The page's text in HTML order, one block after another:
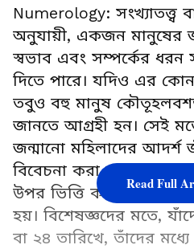
Numerology: সংখ্যাতত্ত্ব
অনুযায়ী, একজন মানুষের
স্বভাব এবং সম্পর্কের ধরন
দিতে পারে। যদিও এর
তবুও বহু মানুষ কৌতূহলবশত
জানতে আগ্রহী হন। সেই
জন্মানো মহিলাদের আদর্শ
বিবেচনা করা হয়।
উপর ভিত্তি করে মানুষের
হয়। বিশেষজ্ঞদের মতে,
বা ২৪ তারিখে, তাঁদের
Read Full